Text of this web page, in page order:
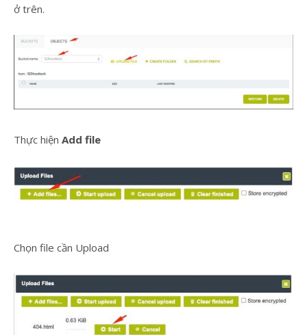
ở trên.
Thực hiện Add file
Chọn file cần Upload